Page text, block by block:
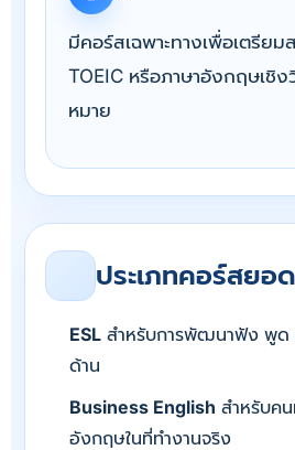
มีคอร์สเฉพาะทางเพื่อเตรียม
TOEIC หรือภาษาอังกฤษเชิง
หมาย
ประเภทคอร์สยอ
ESL สำหรับการพัฒนาฟัง พูด
ด้าน
Business English สำหรับค
อังกฤษในที่ทำงานจริง